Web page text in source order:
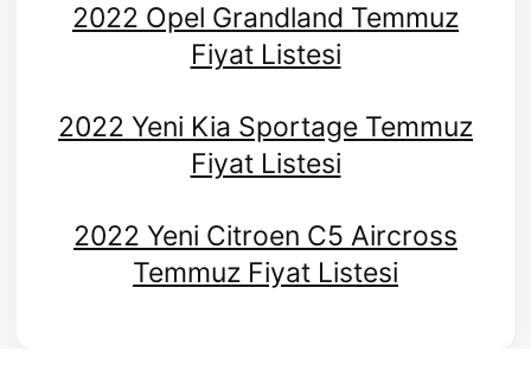
2022 Opel Grandland Temmuz
Fiyat Listesi
2022 Yeni Kia Sportage Temmuz
Fiyat Listesi
2022 Yeni Citroen C5 Aircross
Temmuz Fiyat Listesi